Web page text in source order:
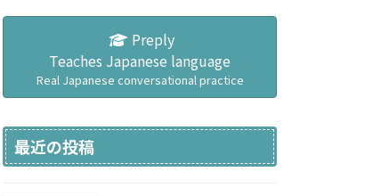
Preply
Teaches Japanese language
Real Japanese conversational practice
最近の投稿